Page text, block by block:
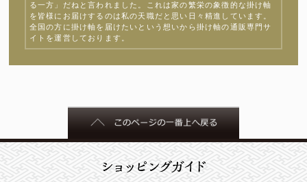
る一方」だねと言われました。これは家の繁栄の象徴的な掛け軸
を皆様にお届けするのは私の天職だと思い日々精進しています。
全国の方に掛け軸を届けたいという想いから掛け軸の通販専門サ
イトを運営しております。